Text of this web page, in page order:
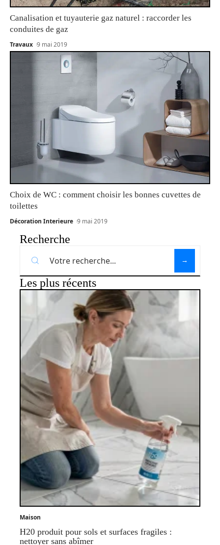
Canalisation et tuyauterie gaz naturel : raccorder les
conduites de gaz
Travaux 9 mai 2019
Choix de WC : comment choisir les bonnes cuvettes de
toilettes
Décoration Interieure 9 mai 2019
Recherche
Les plus récents
Maison
H20 produit pour sols et surfaces fragiles :
nettoyer sans abîmer